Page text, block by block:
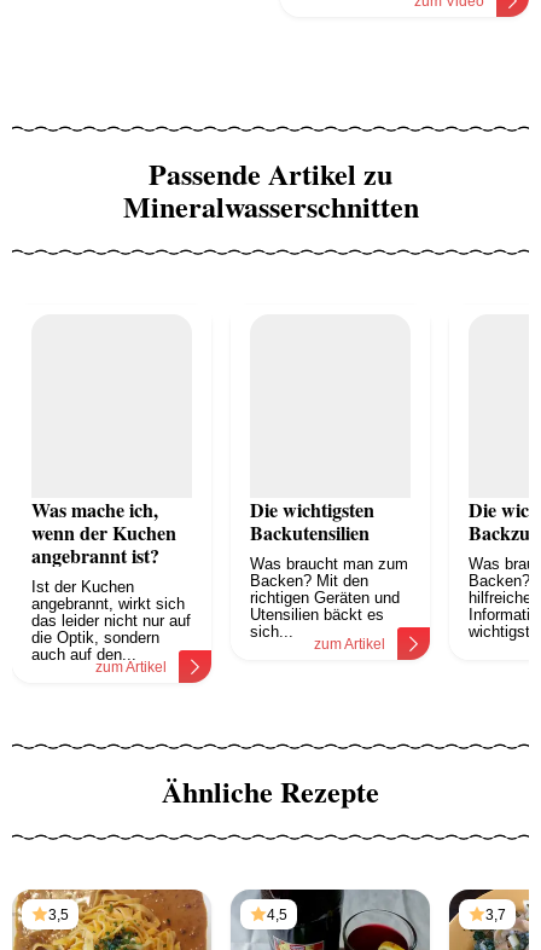
Passende Artikel zu
Mineralwasserschnitten
Was mache ich,
wenn der Kuchen
angebrannt ist?
Ist der Kuchen
angebrannt, wirkt sich
das leider nicht nur auf
die Optik, sondern
auch auf den...
zum Artikel
Die wichtigsten
Backutensilien
Was braucht man zum
Backen? Mit den
richtigen Geräten und
Utensilien bäckt es
sich...
zum Artikel
Die
Was
Backen?
hilfreiche
Ähnliche Rezepte
3,5 4,5 3,7